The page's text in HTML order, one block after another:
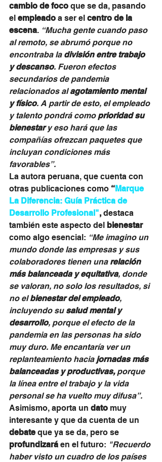
cambio de foco que se da, pasando
el empleado a ser el centro de la
escena. “Mucha gente cuando paso
al remoto, se abrumó porque no
encontraba la división entre trabajo
y descanso. Fueron efectos
secundarios de pandemia
relacionados al agotamiento mental
y físico. A partir de esto, el empleado
y talento pondrá como prioridad su
bienestar y eso hará que las
compañías ofrezcan paquetes que
incluyan condiciones más
favorables”.
La autora peruana, que cuenta con
otras publicaciones como “Marque
La Diferencia: Guía Práctica de
Desarrollo Profesional", destaca
también este aspecto del bienestar
como algo esencial: “Me imagino un
mundo donde las empresas y sus
colaboradores tienen una relación
más balanceada y equitativa, donde
se valoran, no solo los resultados, si
no el bienestar del empleado,
incluyendo su salud mental y
desarrollo, porque el efecto de la
pandemia en las personas ha sido
muy duro. Me encantaría ver un
replanteamiento hacia jornadas más
balanceadas y productivas, porque
la línea entre el trabajo y la vida
personal se ha vuelto muy difusa”.
Asimismo, aporta un dato muy
interesante y que da cuenta de un
debate que ya se da, pero se
profundizará en el futuro: "Recuerdo
haber visto un cuadro de los países